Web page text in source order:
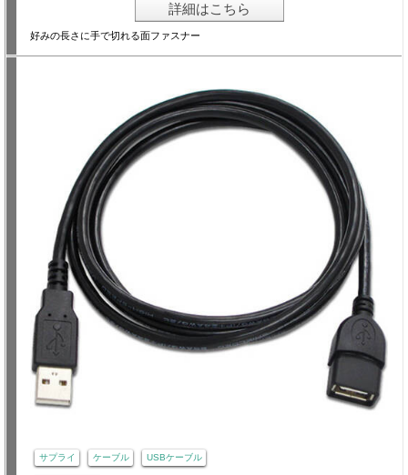
詳細はこちら
好みの長さに手で切れる面ファスナー
サプライ ケーブル USBケーブル